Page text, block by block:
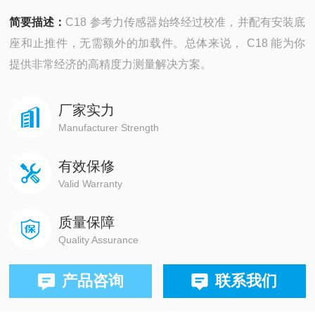
简要描述： C18 参考力传感器始终经过校准，并配有安装底
座和止推件，无需额外的加载件。总体来说， C18 能为你
提供非常经济的高精度力测量解决方案。
厂家实力
Manufacturer Strength
有效保修
Valid Warranty
质量保障
Quality Assurance
产品咨询 联系我们